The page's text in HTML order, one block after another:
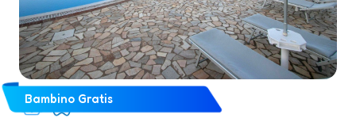
Bambino Gratis